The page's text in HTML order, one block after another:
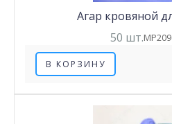
Агар кровяной
50 шт.
В КОРЗИНУ